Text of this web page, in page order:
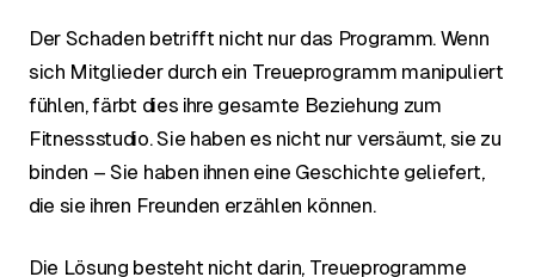
Der Schaden betrifft nicht nur das Programm. Wenn
sich Mitglieder durch ein Treueprogramm manipuliert
fühlen, färbt dies ihre gesamte Beziehung zum
Fitnessstudio. Sie haben es nicht nur versäumt, sie zu
binden – Sie haben ihnen eine Geschichte geliefert,
die sie ihren Freunden erzählen können.
Die Lösung besteht nicht darin, Treueprogramme